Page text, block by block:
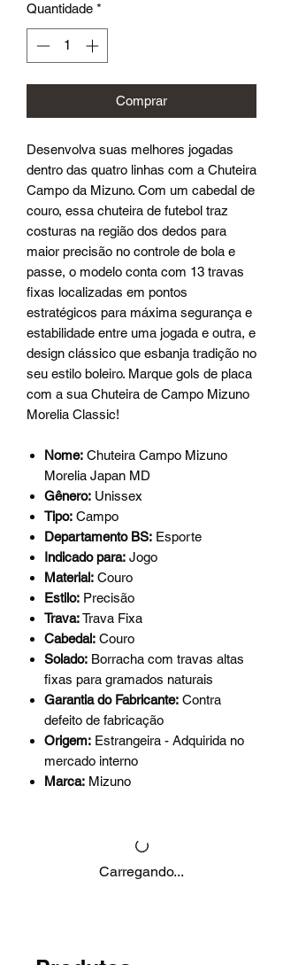
Quantidade *
Comprar
Desenvolva suas melhores jogadas
dentro das quatro linhas com a Chuteira
Campo da Mizuno. Com um cabedal de
couro, essa chuteira de futebol traz
costuras na região dos dedos para
maior precisão no controle de bola e
passe, o modelo conta com 13 travas
fixas localizadas em pontos
estratégicos para máxima segurança e
estabilidade entre uma jogada e outra, e
design clássico que esbanja tradição no
seu estilo boleiro. Marque gols de placa
com a sua Chuteira de Campo Mizuno
Morelia Classic!
Nome: Chuteira Campo Mizuno
Morelia Japan MD
Gênero: Unissex
Tipo: Campo
Departamento BS: Esporte
Indicado para: Jogo
Material: Couro
Estilo: Precisão
Trava:Trava Fixa
Cabedal: Couro
Solado: Borracha com travas altas
fixas para gramados naturais
Garantia do Fabricante: Contra
defeito de fabricação
Origem: Estrangeira - Adquirida no
mercado interno
Marca: Mizuno
Carregando...